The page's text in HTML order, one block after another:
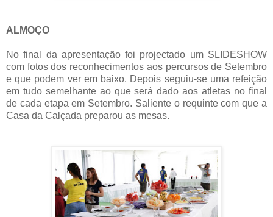
ALMOÇO
No final da apresentação foi projectado um SLIDESHOW
com fotos dos reconhecimentos aos percursos de Setembro
e que podem ver em baixo. Depois seguiu-se uma refeição
em tudo semelhante ao que será dado aos atletas no final
de cada etapa em Setembro. Saliente o requinte com que a
Casa da Calçada preparou as mesas.